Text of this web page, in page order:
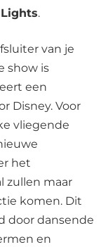
.
van je
show is
een
Disney. Voor
vliegende
het
zullen maar
komen. Dit
door dansende
en